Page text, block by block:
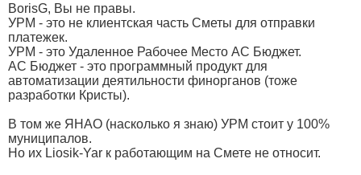
BorisG, Вы не правы.
УРМ - это не клиентская часть Сметы для отправки
платежек.
УРМ - это Удаленное Рабочее Место АС Бюджет.
АС Бюджет - это программный продукт для
автоматизации деятильности финорганов (тоже
разработки Кристы).
В том же ЯНАО (насколько я знаю) УРМ стоит у 100%
муниципалов.
Но их Liosik-Yar к работающим на Смете не относит.